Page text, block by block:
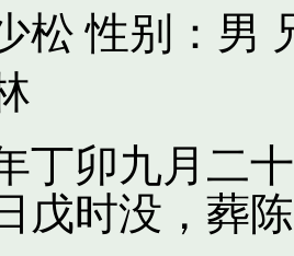
松 性别：男
丁卯九月二
戊时没，葬